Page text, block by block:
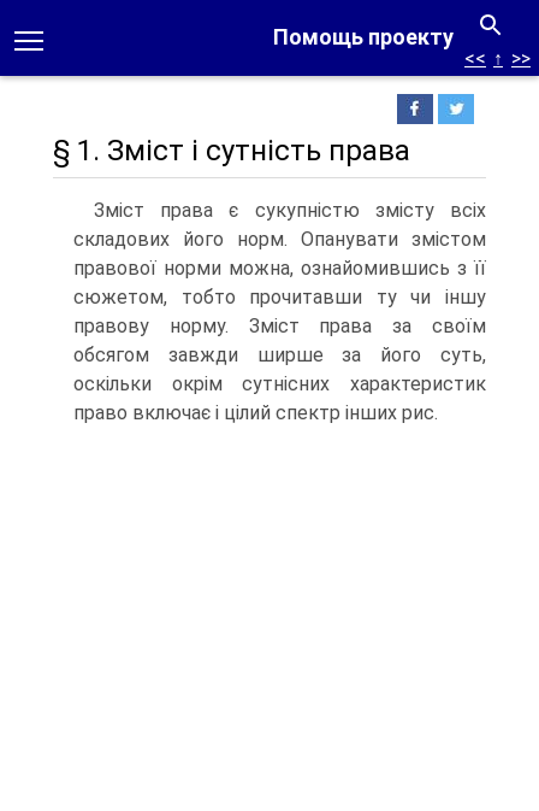
Помощь проекту
<< ↑ >>
§ 1. Зміст і сутність права
Зміст права є сукупністю змісту всіх
складових його норм. Опанувати змістом
правової норми можна, ознайомив­шись з її
сюжетом, тобто прочитавши ту чи іншу
правову нор­му. Зміст права за своїм
обсягом завжди ширше за його суть,
оскільки окрім сутнісних характеристик
право включає і цілий спектр інших рис.